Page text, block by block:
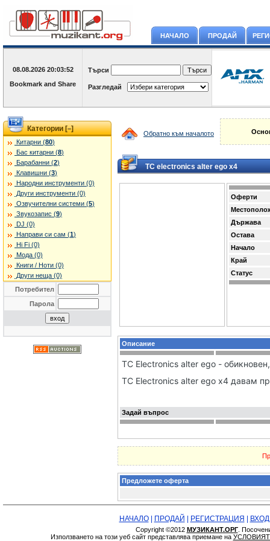
НАЧАЛО ПРОДАЙ
08.08.2026 20:03:52 Търси
Разгледай
Категории [–]
Китарни (80)
Бас китарни (8)
Барабанни (2)
Клавишни (3)
Народни инструменти (0)
Други инструменти (0)
Озвучителни системи (5)
Звукозапис (9)
DJ (0)
Направи си сам (1)
Hi Fi (0)
Мода (0)
Книги / Ноти (0)
Други неща (0)
Потребител
Парола
Обратно към началото
TC electronics alter ego x4
Оферти
Държава
Остава
Начало
Край
Статус
Описание
TC Electronics alter ego -
TC Electronics alter ego x4 давам
Задай въпрос
Предложете оферта
НАЧАЛО| ПРОДАЙ РЕГИСТРАЦИЯ ВХОД
Copyright ©2012 МУЗИКАНТ.ОРГ.
Използването на този уеб сайт представлява приемане на